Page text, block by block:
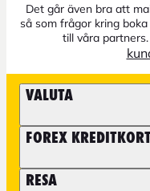
Det går även bra att
så som frågor kring
till våra
VALUTA
FOREX
RESA